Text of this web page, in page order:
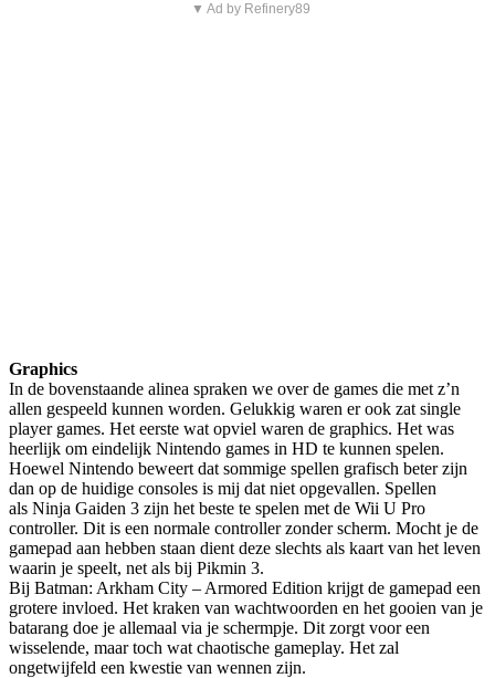
▼ Ad by Refinery89
Graphics
In de bovenstaande alinea spraken we over de games die met z’n
allen gespeeld kunnen worden. Gelukkig waren er ook zat single
player games. Het eerste wat opviel waren de graphics. Het was
heerlijk om eindelijk Nintendo games in HD te kunnen spelen.
Hoewel Nintendo beweert dat sommige spellen grafisch beter zijn
dan op de huidige consoles is mij dat niet opgevallen. Spellen
als Ninja Gaiden 3 zijn het beste te spelen met de Wii U Pro
controller. Dit is een normale controller zonder scherm. Mocht je de
gamepad aan hebben staan dient deze slechts als kaart van het leven
waarin je speelt, net als bij Pikmin 3.
Bij Batman: Arkham City – Armored Edition krijgt de gamepad een
grotere invloed. Het kraken van wachtwoorden en het gooien van je
batarang doe je allemaal via je schermpje. Dit zorgt voor een
wisselende, maar toch wat chaotische gameplay. Het zal
ongetwijfeld een kwestie van wennen zijn.